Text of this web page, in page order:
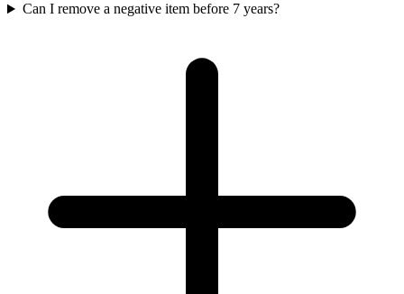
Can I remove a negative item before 7 years?